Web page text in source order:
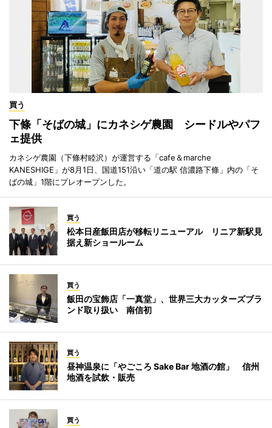
買う
下條「そばの城」にカネシゲ農園 シードルやパフ
ェ提供
カネシゲ農園（下條村睦沢）が運営する「cafe＆marche
KANESHIGE」が8月1日、国道151沿い「道の駅 信濃路下條」内の「そ
ばの城」1階にプレオープンした。
買う
松本日産飯田店が移転リニューアル リニア新駅見
据え新ショールーム
買う
飯田の宝飾店「一真堂」、世界三大カッターズブラ
ンド取り扱い 南信初
買う
昼神温泉に「やごころ Sake Bar 地酒の館」 信州
地酒を試飲・販売
買う